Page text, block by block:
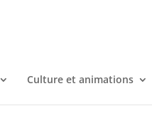
Culture et animations